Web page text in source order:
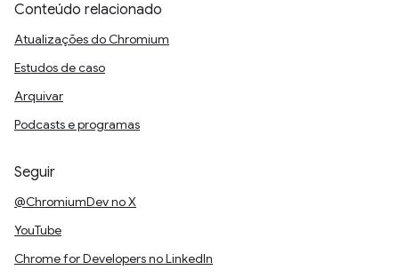
Conteúdo relacionado
Atualizações do Chromium
Estudos de caso
Arquivar
Podcasts e programas
Seguir
@ChromiumDev no X
YouTube
Chrome for Developers no LinkedIn